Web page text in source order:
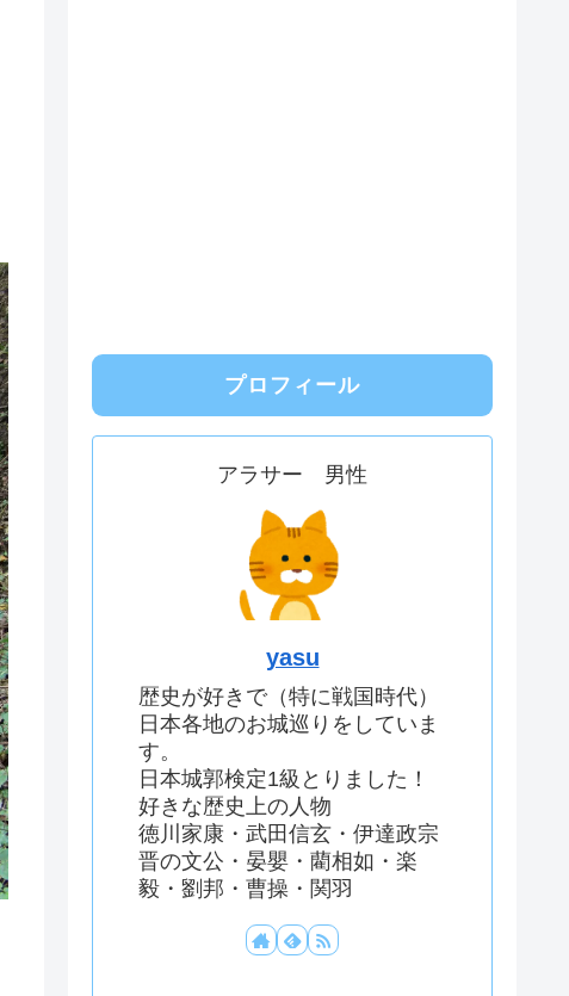
プロフィール
アラサー 男性
yasu
歴史が好きで（特に戦国時代）
日本各地のお城巡りをしていま
す。
日本城郭検定1級とりました！
好きな歴史上の人物
徳川家康・武田信玄・伊達政宗
晋の文公・晏嬰・藺相如・楽
毅・劉邦・曹操・関羽